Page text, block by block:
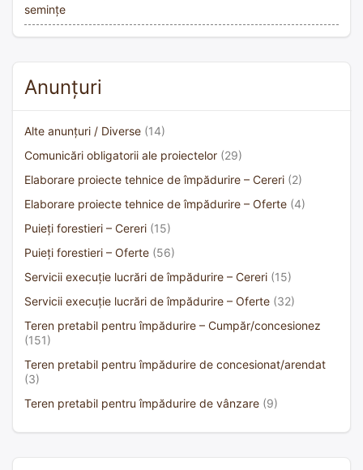
semințe
Anunțuri
Alte anunțuri / Diverse (14)
Comunicări obligatorii ale proiectelor (29)
Elaborare proiecte tehnice de împădurire – Cereri (2)
Elaborare proiecte tehnice de împădurire – Oferte (4)
Puieți forestieri – Cereri (15)
Puieți forestieri – Oferte (56)
Servicii execuție lucrări de împădurire – Cereri (15)
Servicii execuție lucrări de împădurire – Oferte (32)
Teren pretabil pentru împădurire – Cumpăr/concesionez
(151)
Teren pretabil pentru împădurire de concesionat/arendat
(3)
Teren pretabil pentru împădurire de vânzare (9)